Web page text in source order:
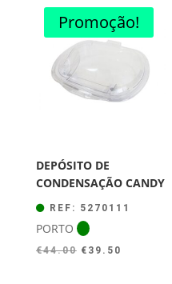
Promoção!
DEPÓSITO DE
CONDENSAÇÃO CANDY
REF: 5270111
PORTO
€44.00 O
€ 39.50